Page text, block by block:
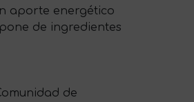
aporte energético
de ingredientes
de